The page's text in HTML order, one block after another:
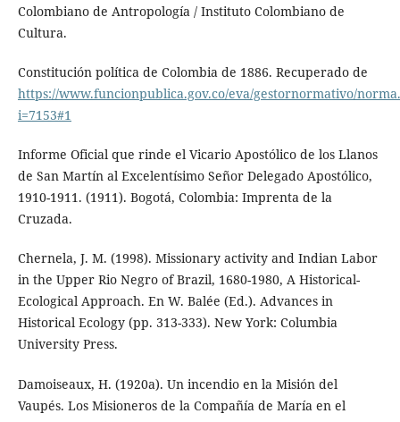
Colombiano de Antropología / Instituto Colombiano de
Cultura.
Constitución política de Colombia de 1886. Recuperado de
https://www.funcionpublica.gov.co/eva/gestornormativo/
i=7153#1
Informe Oficial que rinde el Vicario Apostólico de los Llanos
de San Martín al Excelentísimo Señor Delegado Apostólico,
1910-1911. (1911). Bogotá, Colombia: Imprenta de la
Cruzada.
Chernela, J. M. (1998). Missionary activity and Indian Labor
in the Upper Rio Negro of Brazil, 1680-1980, A Historical-
Ecological Approach. En W. Balée (Ed.). Advances in
Historical Ecology (pp. 313-333). New York: Columbia
University Press.
Damoiseaux, H. (1920a). Un incendio en la Misión del
Vaupés. Los Misioneros de la Compañía de María en el